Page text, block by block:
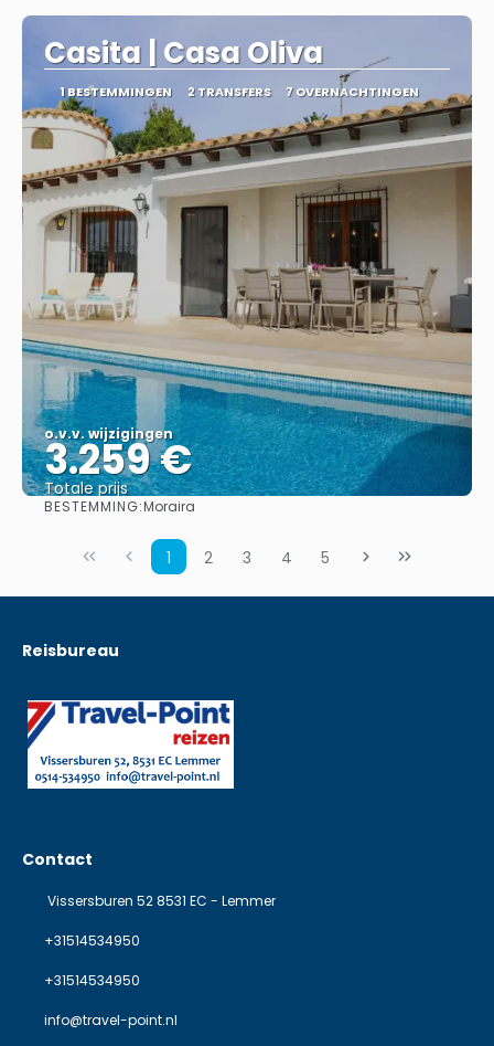
Casita | Casa Oliva
1 BESTEMMINGEN 2 TRANSFERS 7 OVERNACHTINGEN
o.v.v. wijzigingen
3.259 €
Totale prijs
BESTEMMING:Moraira
1 2 3 4 5
Reisbureau
Contact
Vissersburen 52 8531 EC - Lemmer
+31514534950
+31514534950
info@travel-point.nl